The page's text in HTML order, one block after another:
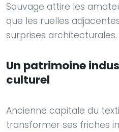
Sauvage attire les
que les ruelles
surprises architecturales.
Un patrimoine
culturel
Ancienne capitale du
transformer ses friches